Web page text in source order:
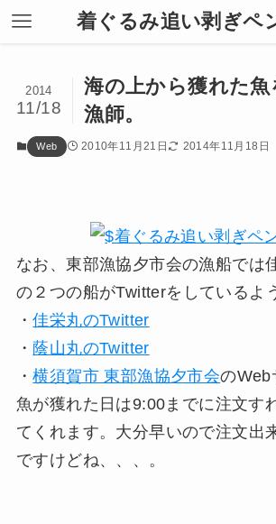
着ぐるみ追い剥ぎペ
海の上から獲れた魚
漁師。
2014
11/18
Web 2010年11月21日 2014年11月18日
なお、東部漁協夕市会の漁船では
の２つの船がTwitterをしているよ
・佳栄丸のTwitter
・蔭山丸のTwitter
・横須賀市 東部漁協夕市会のWeb
魚が獲れた日は9:00までに注文す
てくれます。大分早いので注文出
ですけどね、、、。